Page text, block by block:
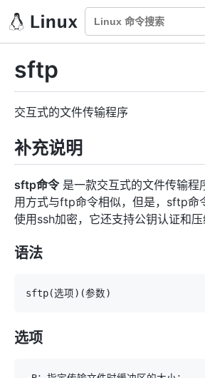
sftp
交互式的文件传输程序
补充说明
sftp命令是一款交互式的文件传输程
用方式与ftp命令相似，但是，sftp命
使用ssh加密，它还支持公钥认证和压
语法
sftp(选项) (参数)
选项